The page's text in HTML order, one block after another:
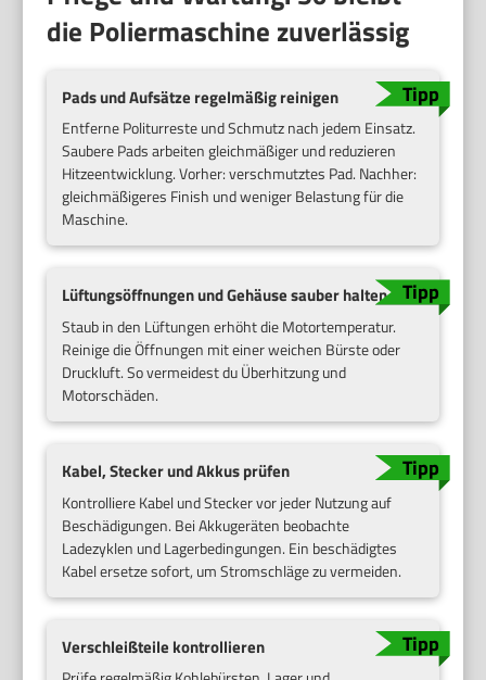
die Poliermaschine zuverlässig
Pads und Aufsätze regelmäßig reinigen
Entferne Politurreste und Schmutz nach jedem Einsatz.
Saubere Pads arbeiten gleichmäßiger und reduzieren
Hitzeentwicklung. Vorher: verschmutztes Pad. Nachher:
gleichmäßigeres Finish und weniger Belastung für die
Maschine.
Lüftungsöffnungen und Gehäuse sauber halten
Staub in den Lüftungen erhöht die Motortemperatur.
Reinige die Öffnungen mit einer weichen Bürste oder
Druckluft. So vermeidest du Überhitzung und
Motorschäden.
Kabel, Stecker und Akkus prüfen
Kontrolliere Kabel und Stecker vor jeder Nutzung auf
Beschädigungen. Bei Akkugeräten beobachte
Ladezyklen und Lagerbedingungen. Ein beschädigtes
Kabel ersetze sofort, um Stromschläge zu vermeiden.
Verschleißteile kontrollieren